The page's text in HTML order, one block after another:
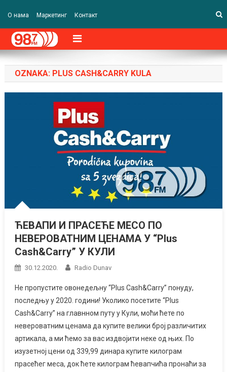
О нама Маркетинг Контакт
OZNAKA: PLUS CASH&CARRY KULA
ЋЕВАПИ И ПРАСЕЋЕ МЕСО ПО
НЕВЕРОВАТНИМ ЦЕНАМА У “Plus
Cash&Carry” У КУЛИ
30.12.2020. Radio Dunav
Не пропустите овонедељну “Plus Cash&Carry” понуду,
последњу у 2020. години! Уколико посетите “Plus
Cash&Carry” на главнном путу у Кули, моћи ћете по
невероватним ценама да купите велики број различитих
артикала, а ми ћемо за вас издвојити неке од њих. По
изузетној цени од 339,99 динара купите килограм
прасећег меса, док ћете килограм ћевапчића пронаћи за